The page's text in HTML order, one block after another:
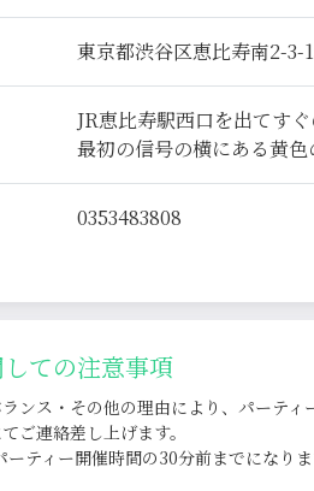
東京都渋谷区恵比寿南2-
JR恵比寿駅西口を出てす
最初の信号の横にある黄色
0353483808
ての注意事項
ンス・その他の理由により、パーテ
ご連絡差し上げます。
ティー開催時間の30分前までになり